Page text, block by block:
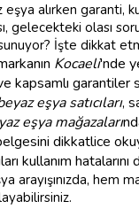
alırken garanti,
gelecekteki olası
İşte dikkat
Kocaeli'nde
kapsamlı garantiler
eşya satıcıları,
eşya mağazaları
dikkatlice
kullanım
arayışınızda, hem